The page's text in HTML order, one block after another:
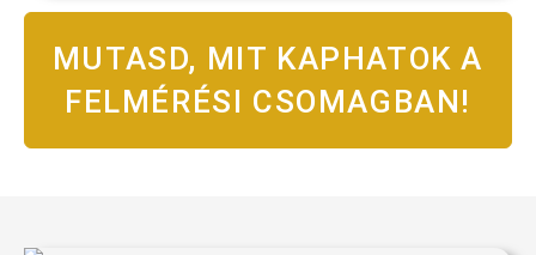
MUTASD, MIT KAPHATOK A
FELMÉRÉSI CSOMAGBAN!